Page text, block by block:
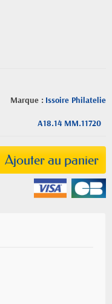
Marque : Issoire Philatelie
A18.14 MM.11720
Ajouter au panier